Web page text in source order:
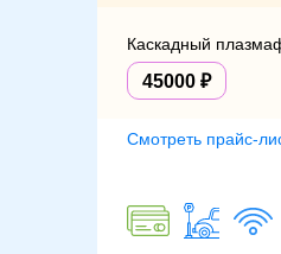
Каскадный
45000
Смотреть прайс-